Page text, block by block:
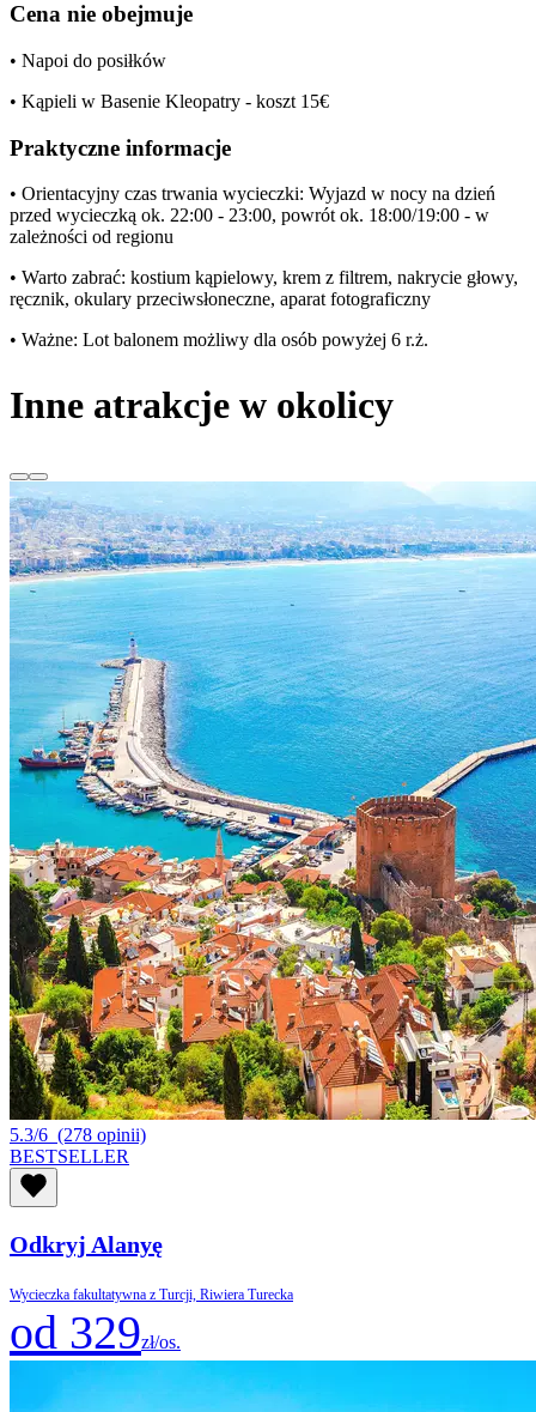
Cena nie obejmuje
• Napoi do posiłków
• Kąpieli w Basenie Kleopatry - koszt 15€
Praktyczne informacje
• Orientacyjny czas trwania wycieczki: Wyjazd w nocy na dzień
przed wycieczką ok. 22:00 - 23:00, powrót ok. 18:00/19:00 - w
zależności od regionu
• Warto zabrać: kostium kąpielowy, krem z filtrem, nakrycie głowy,
ręcznik, okulary przeciwsłoneczne, aparat fotograficzny
• Ważne: Lot balonem możliwy dla osób powyżej 6 r.ż.
Inne atrakcje w okolicy
5.3/6 (278 opinii)
BESTSELLER
Odkryj Alanyę
Wycieczka fakultatywna z Turcji, Riwiera Turecka
od 329zł/os.